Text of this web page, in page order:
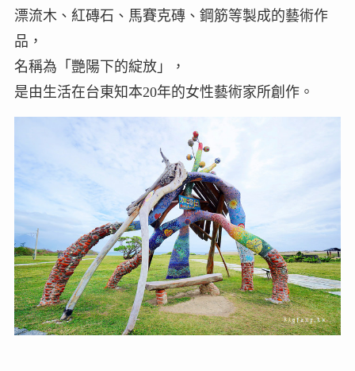
漂流木、紅磚石、馬賽克磚、鋼筋等製成的藝術作
品，
名稱為「艷陽下的綻放」，
是由生活在台東知本20年的女性藝術家所創作。